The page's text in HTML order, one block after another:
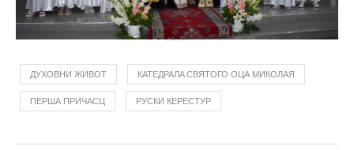
ДУХОВНИ ЖИВОТ КАТЕДРАЛA СВЯТОГО ОЦА МИКОЛАЯ
ПЕРША ПРИЧАСЦ РУСКИ КЕРЕСТУР